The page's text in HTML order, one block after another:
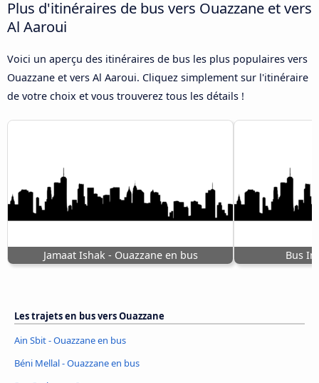
Plus d'itinéraires de bus vers Ouazzane et vers
Al Aaroui
Voici un aperçu des itinéraires de bus les plus populaires vers
Ouazzane et vers Al Aaroui. Cliquez simplement sur l'itinéraire
de votre choix et vous trouverez tous les détails !
Jamaat Ishak - Ouazzane en bus Bus
Les trajets en bus vers Ouazzane
Ain Sbit - Ouazzane en bus
Béni Mellal - Ouazzane en bus